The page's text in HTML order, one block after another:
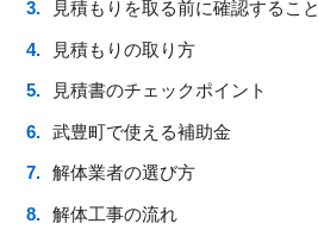
見積もりを取る前に確認すること
見積もりの取り方
見積書のチェックポイント
武豊町で使える補助金
解体業者の選び方
解体工事の流れ